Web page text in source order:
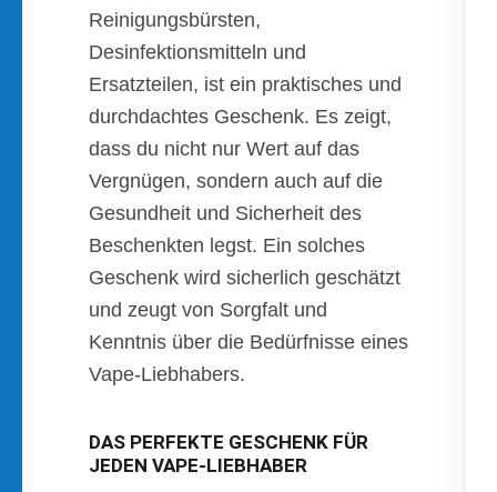
Reinigungsbürsten,
Desinfektionsmitteln und
Ersatzteilen, ist ein praktisches und
durchdachtes Geschenk. Es zeigt,
dass du nicht nur Wert auf das
Vergnügen, sondern auch auf die
Gesundheit und Sicherheit des
Beschenkten legst. Ein solches
Geschenk wird sicherlich geschätzt
und zeugt von Sorgfalt und
Kenntnis über die Bedürfnisse eines
Vape-Liebhabers.
DAS PERFEKTE GESCHENK FÜR
JEDEN VAPE-LIEBHABER